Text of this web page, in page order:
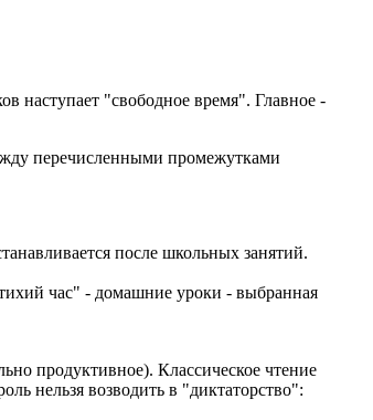
наступает "свободное время". Главное -
перечисленными промежутками
после школьных занятий.
час" - домашние уроки - выбранная
продуктивное). Классическое чтение
нельзя возводить в "диктаторство":